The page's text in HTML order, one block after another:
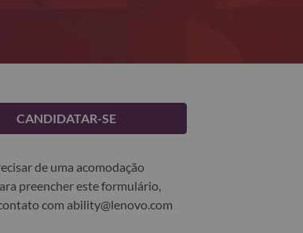
CANDIDATAR-SE
de uma acomodação
preencher este formulário,
com ability@lenovo.com